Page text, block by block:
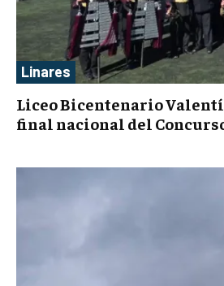
Linares
Liceo Bicentenario
final nacional del